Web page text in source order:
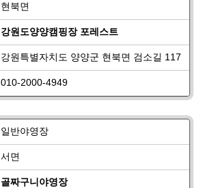
현북면
강원도양양캠핑장 포레스트
강원특별자치도 양양군 현북면 검소길 117
010-2000-4949
일반야영장
서면
골짜구니야영장